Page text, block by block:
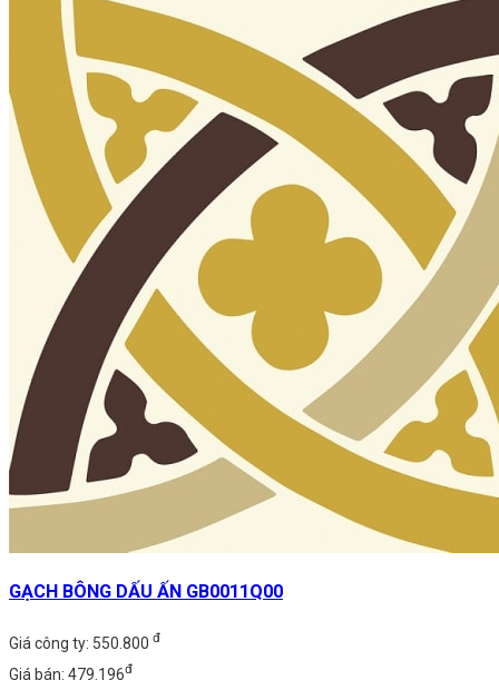
GẠCH BÔNG DẤU ẤN GB0011Q00
Giá công ty: 550.800 đ
Giá bán: 479.196đ